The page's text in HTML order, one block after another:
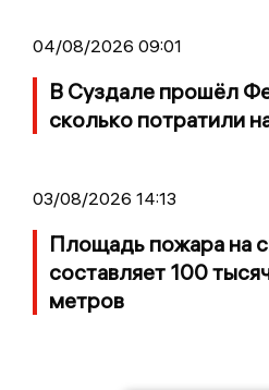
04/08/2026 09:01
В Суздале прошёл
сколько потратили
03/08/2026 14:13
Площадь пожара на
составляет 100
метров